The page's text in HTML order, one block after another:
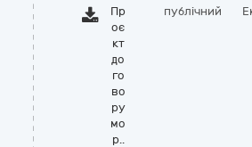
Пр
оє
кт
до
го
во
ру
мо
р..
публічний